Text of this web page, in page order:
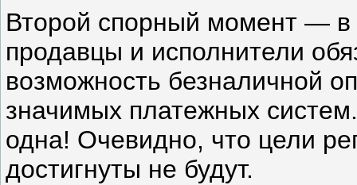
Второй спорный момент — в
продавцы и исполнители
возможность безналичной
значимых платежных
одна! Очевидно, что цели
достигнуты не будут.